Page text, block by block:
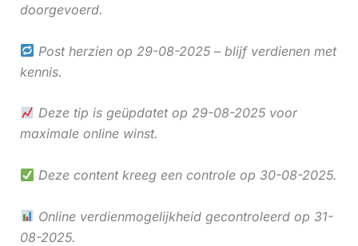
doorgevoerd.
Post herzien op 29-08-2025 – blijf verdienen met
kennis.
Deze tip is geüpdatet op 29-08-2025 voor
maximale online winst.
Deze content kreeg een controle op 30-08-2025.
Online verdienmogelijkheid gecontroleerd op 31-
08-2025.